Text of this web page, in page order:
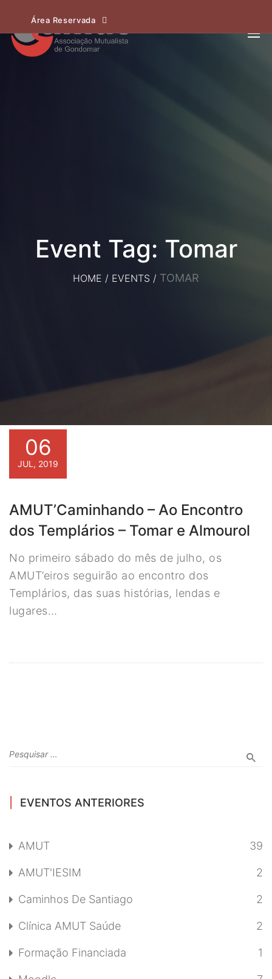
Área Reservada
Event Tag: Tomar
HOME / EVENTS / TOMAR
06
JUL, 2019
AMUT’Caminhando – Ao Encontro
dos Templários – Tomar e Almourol
No primeiro sábado do mês de julho, os
AMUT’eiros seguirão ao encontro dos
Templários, das suas histórias, lendas e
lugares…
EVENTOS ANTERIORES
AMUT 39
AMUT'IESIM 2
Caminhos De Santiago 2
Clínica AMUT Saúde 2
Formação Financiada 1